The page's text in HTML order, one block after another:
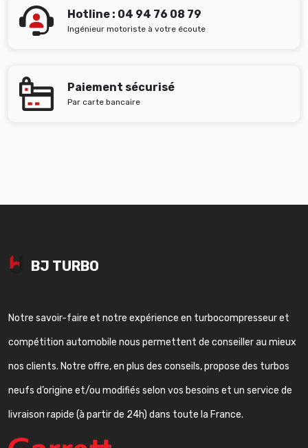
Hotline : 04 94 76 08 79
Ingénieur motoriste à votre écoute
Paiement sécurisé
Par carte bancaire
BJ TURBO
Notre savoir-faire et notre expérience en turbocompresseur et
compétition automobile nous permettent de conseiller au mieux
nos clients. Notre offre, en plus des conseils, propose des turbos
neufs d’origine et/ou modifiés selon vos besoins et un service de
livraison rapide (à partir de 24h) dans toute la France.